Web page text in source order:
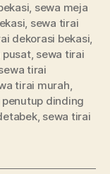
, sewa meja
, sewa tirai
dekorasi bekasi,
pusat, sewa tirai
tirai
tirai murah,
dinding
, sewa tirai